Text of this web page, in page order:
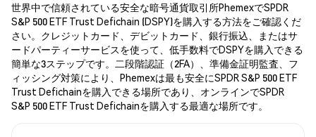
世界中で信頼されている安全な暗号通貨取引所PhemexでSPDR
S&P 500 ETF Trust Defichain (DSPY)を購入する方法をご確認くだ
さい。クレジットカード、デビットカード、銀行振込、またはサ
ードパーティーサービスを使って、低手数料でDSPYを購入できる
簡単な3ステップです。二段階認証（2FA）、準備金証明監査、フ
ィッシング対策により、Phemexは最も安全にSPDR S&P 500 ETF
Trust Defichainを購入できる場所であり、オンラインでSPDR
S&P 500 ETF Trust Defichainを購入する最適な場所です。